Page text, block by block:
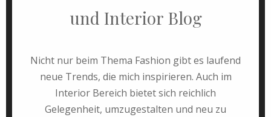
und Interior Blog
Nicht nur beim Thema Fashion gibt es laufend
neue Trends, die mich inspirieren. Auch im
Interior Bereich bietet sich reichlich
Gelegenheit, umzugestalten und neu zu